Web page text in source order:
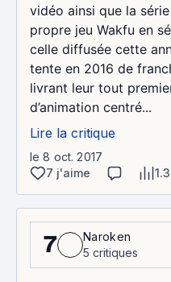
vidéo ainsi que la
propre jeu Wakfu en
celle diffusée cette
tente en 2016 de
livrant leur tout
d’animation centré...
Lire la critique
le 8 oct. 2017
7 j'aime
7
Naroken
5 critiques